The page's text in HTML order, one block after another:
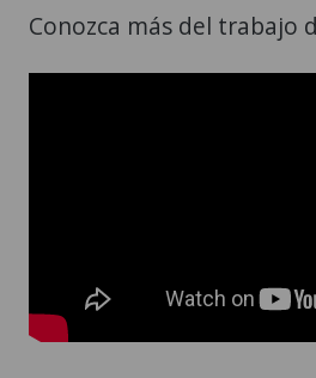
Conozca más del trabajo